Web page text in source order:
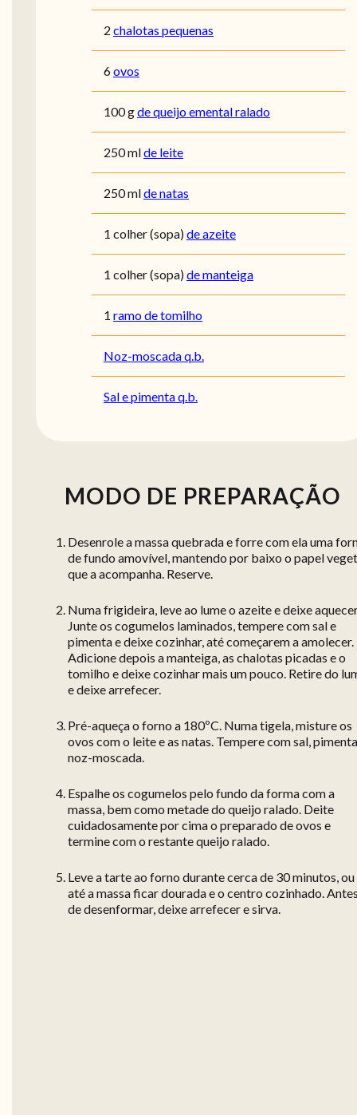
2 chalotas pequenas
6ovos
100gde queijo emental ralado
250mlde leite
250mlde natas
1 colher (sopa)de azeite
1 colher (sopa)de manteiga
1 ramo de tomilho
Noz-moscada q.b.
Sal e pimenta q.b.
MODO DE PREPARAÇÃO
Desenrole a massa quebrada e forre com ela uma
de fundo amovível, mantendo por baixo o papel
que a acompanha. Reserve.
Numa frigideira, leve ao lume o azeite e deixe
Junte os cogumelos laminados, tempere com sal e
pimenta e deixe cozinhar, até começarem a amolecer.
Adicione depois a manteiga, as chalotas picadas e o
tomilho e deixe cozinhar mais um pouco. Retire do
e deixe arrefecer.
Pré-aqueça o forno a 180ºC. Numa tigela, misture os
ovos com o leite e as natas. Tempere com sal,
noz-moscada.
Espalhe os cogumelos pelo fundo da forma com a
massa, bem como metade do queijo ralado. Deite
cuidadosamente por cima o preparado de ovos e
termine com o restante queijo ralado.
Leve a tarte ao forno durante cerca de 30 minutos, ou
até a massa ficar dourada e o centro cozinhado.
de desenformar, deixe arrefecer e sirva.